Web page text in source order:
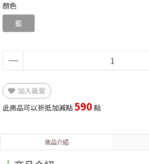
顏色
藍
加入最愛
此商品可以折抵加減點590 點
商品介紹